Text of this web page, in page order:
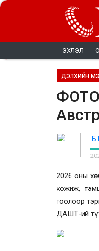
ЭХЛЭЛ
ДЭЛХИЙН
2026 оны
хожиж,
гоолоор
ДАШТ-ий